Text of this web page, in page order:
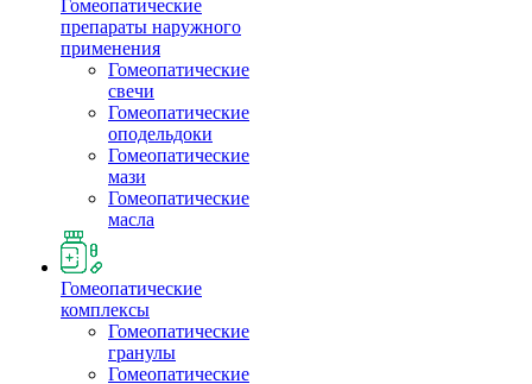
Гомеопатические
препараты наружного
применения
Гомеопатические
свечи
Гомеопатические
оподельдоки
Гомеопатические
мази
Гомеопатические
масла
Гомеопатические
комплексы
Гомеопатические
гранулы
Гомеопатические